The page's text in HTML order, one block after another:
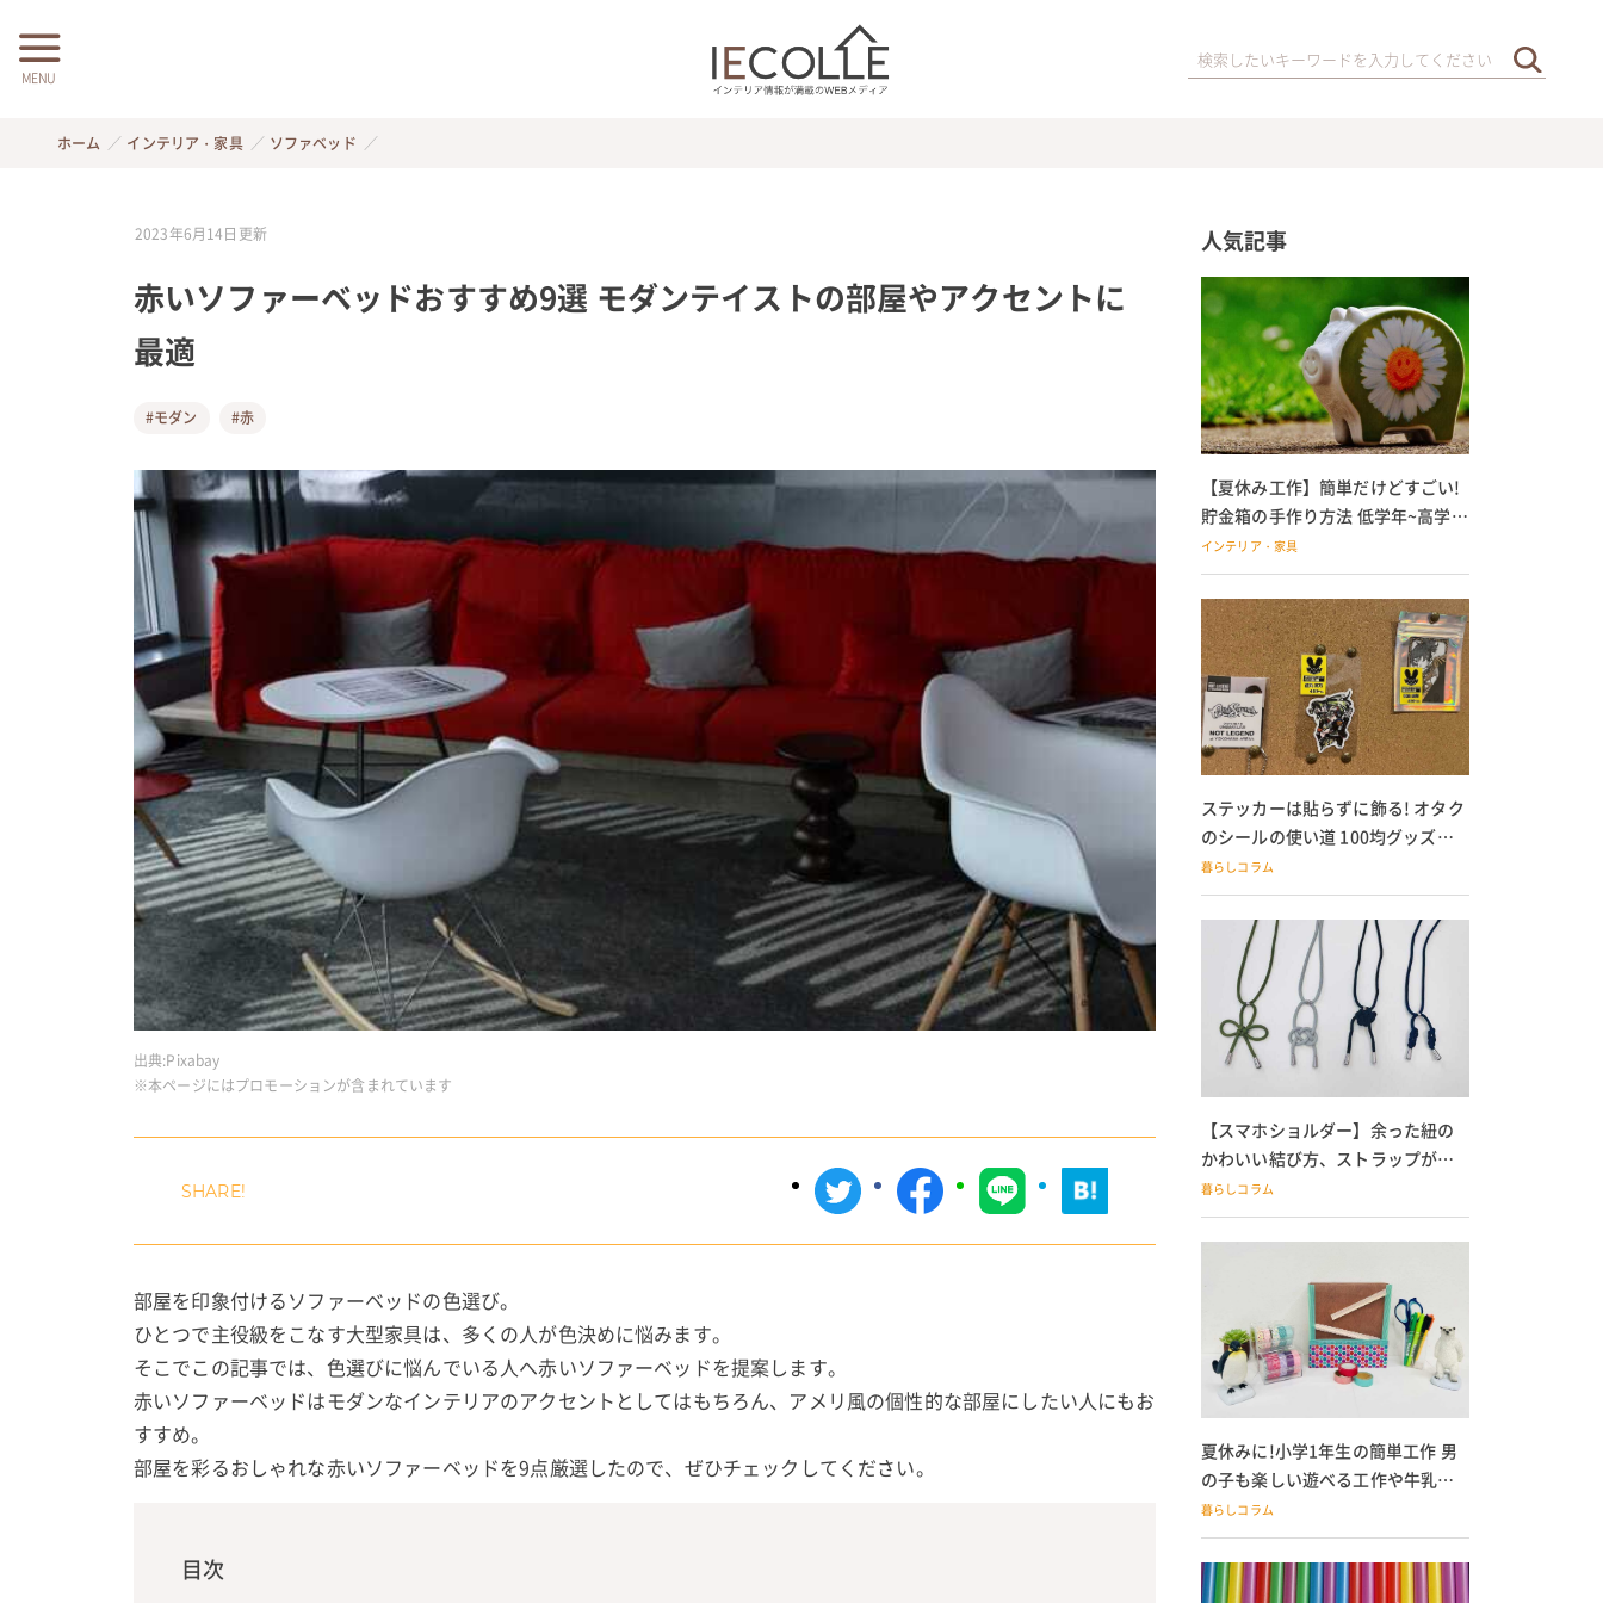
MENU
ホーム インテリア・家具 ソファベッド
2023年6月14日 更新
赤いソファーベッドおすすめ9選 モダンテイストの部屋やアクセントに
最適
#モダン #赤
出典:Pixabay
※本ページにはプロモーションが含まれています
部屋を印象付けるソファーベッドの色選び。
ひとつで主役級をこなす大型家具は、多くの人が色決めに悩みます。
そこでこの記事では、色選びに悩んでいる人へ赤いソファーベッドを提案します。
赤いソファーベッドはモダンなインテリアのアクセントとしてはもちろん、アメリ風の個性的な部屋にしたい人にもお
すすめ。
部屋を彩るおしゃれな赤いソファーベッドを9点厳選したので、ぜひチェックしてください。
目次
人気記事
【夏休み工作】簡単だけどすごい!
貯金箱の手作り方法 低学年~高学年
の子どもにも
インテリア・家具
ステッカーは貼らずに飾る! オタク
のシールの使い道 100均グッズで
の飾り方も
暮らしコラム
【スマホショルダー】余った紐の
かわいい結び方、ストラップが落
ちる人必見
暮らしコラム
夏休みに!小学1年生の簡単工作 男
の子も楽しい遊べる工作や牛乳パ
ック貯金箱も
暮らしコラム